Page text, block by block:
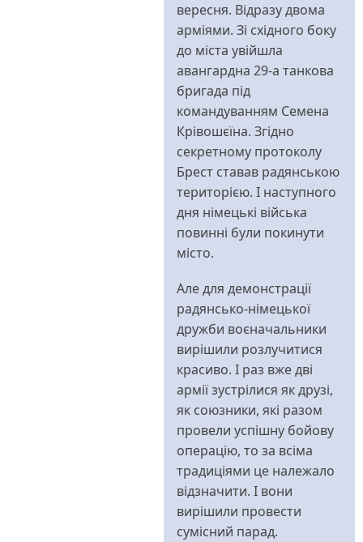
вересня. Відразу двома
арміями. Зі східного боку
до міста увійшла
авангардна 29-а танкова
бригада під
командуванням Семена
Крівошєїна. Згідно
секретному протоколу
Брест ставав радянською
територією. І наступного
дня німецькі війська
повинні були покинути
місто.
Але для демонстрації
радянсько-німецької
дружби воєначальники
вирішили розлучитися
красиво. І раз вже дві
армії зустрілися як друзі,
як союзники, які разом
провели успішну бойову
операцію, то за всіма
традиціями це належало
відзначити. І вони
вирішили провести
сумісний парад.